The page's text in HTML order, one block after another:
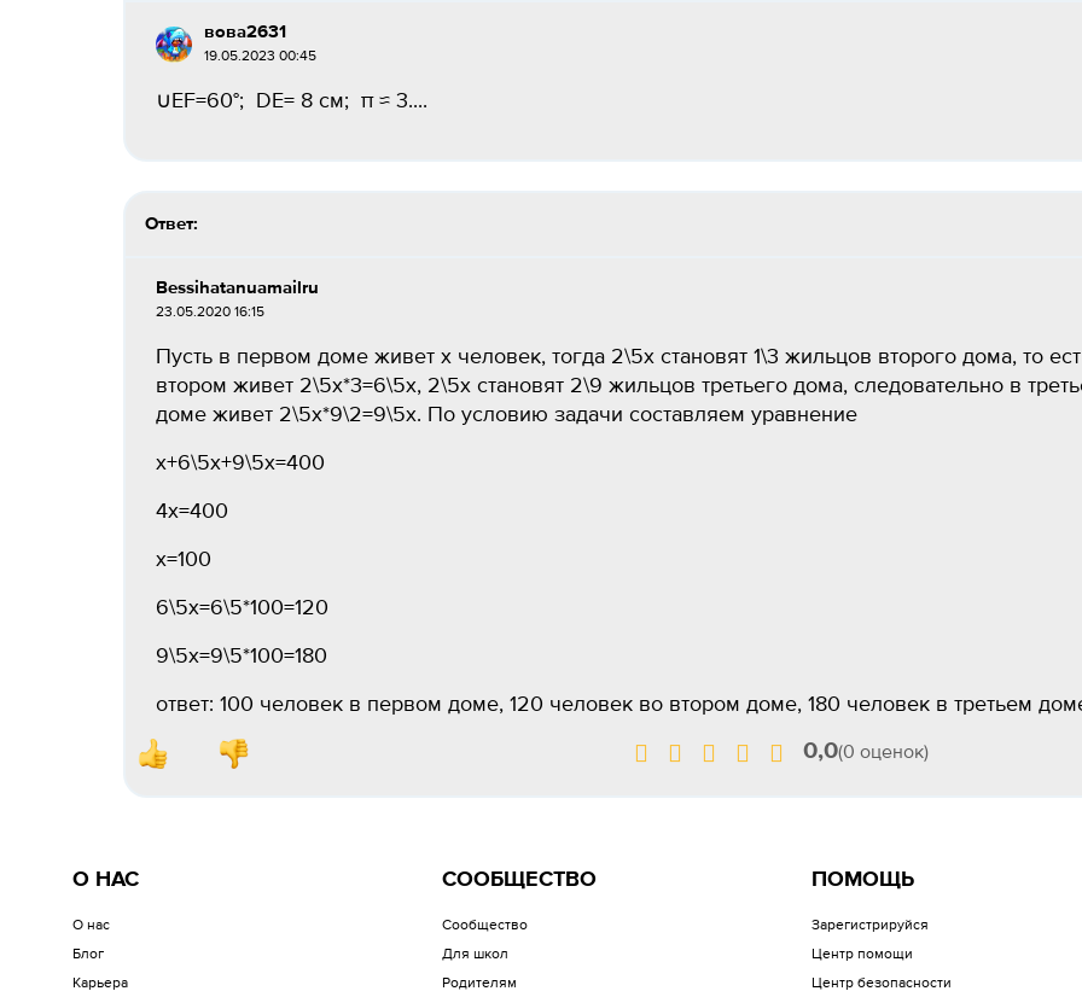
вова2631
19.05.2023 00:45
∪EF=60°; DE= 8 см; π ≈ 3.​...
Ответ:
Bessihatanuamailru
23.05.2020 16:15
Пусть в первом доме живет х человек, тогда 2\5х становят 1\3 жильцов второго дома, то
втором живет 2\5х*3=6\5х, 2\5х становят 2\9 жильцов третьего дома, следовательно в
доме живет 2\5х*9\2=9\5х. По условию задачи составляем уравнение
х+6\5х+9\5х=400
4х=400
х=100
6\5х=6\5*100=120
9\5х=9\5*100=180
ответ: 100 человек в первом доме, 120 человек во втором доме, 180 человек в третьем
0,0(0 оценок)
О НАС
О нас
Блог
Карьера
СООБЩЕСТВО
Сообщество
Для школ
Родителям
ПОМОЩЬ
Зарегистрируйся
Центр помощи
Центр безопасности